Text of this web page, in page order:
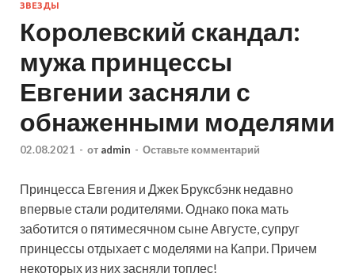
ЗВЕЗДЫ
Королевский скандал:
мужа принцессы
Евгении засняли с
обнаженными моделями
02.08.2021 - от admin - Оставьте комментарий
Принцесса Евгения и Джек Бруксбэнк недавно
впервые стали родителями. Однако пока мать
заботится о пятимесячном сыне Августе, супруг
принцессы отдыхает с моделями на Капри. Причем
некоторых из них засняли топлес!